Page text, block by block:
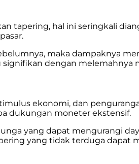
tapering, hal ini seringkali
maka dampaknya
dengan melemahnya
ekonomi, dan
dukungan moneter ekstensif.
yang dapat mengurangi
yang tidak terduga dapat